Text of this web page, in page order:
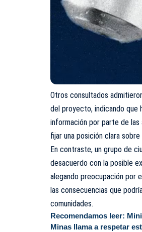
Otros consultados
del proyecto, indicando que
información por parte de
fijar una posición clara sobre
En contraste, un grupo de
desacuerdo con la posible
alegando preocupación por
las consecuencias que
comunidades.
Recomendamos leer:
Minas llama a respetar